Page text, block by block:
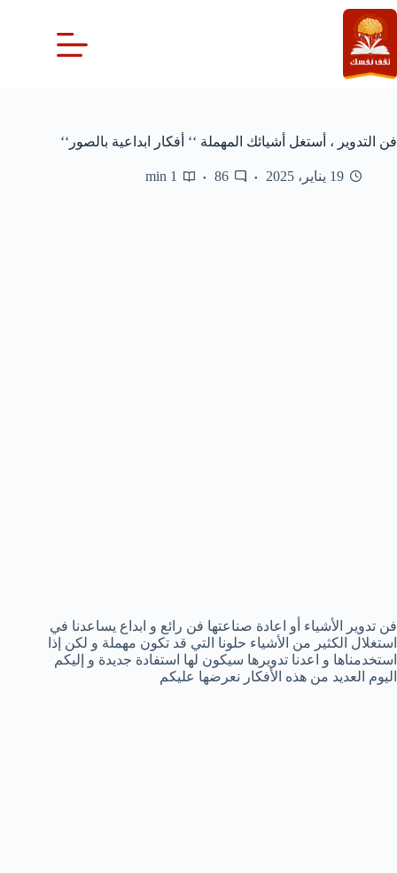
التجاوز
إلى
المحتوى
فن التدوير ، أستغل أشيائك المهملة ‘‘ أفكار ابداعية بالصور‘‘
19 يناير، 2025 86
1 min
فن تدوير الأشياء أو اعادة صناعتها فن رائع و ابداع يساعدنا في
استغلال الكثير من الأشياء حلونا التي قد تكون مهملة و لكن إذا
استخدمناها و اعدنا تدويرها سيكون لها استفادة جديدة و إليكم
اليوم العديد من هذه الأفكار نعرضها عليكم